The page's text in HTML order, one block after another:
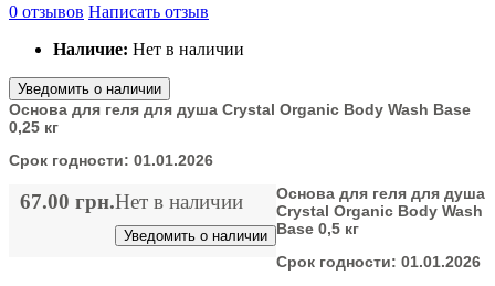
0 отзывов Написать отзыв
Наличие: Нет в наличии
Уведомить о наличии
Основа для геля для душа Crystal Organic Body Wash Base
0,25 кг
Срок годности: 01.01.2026
67.00 грн.Нет в наличии
Уведомить о наличии
Основа для геля для душа
Crystal Organic Body Wash
Base 0,5 кг
Срок годности: 01.01.2026